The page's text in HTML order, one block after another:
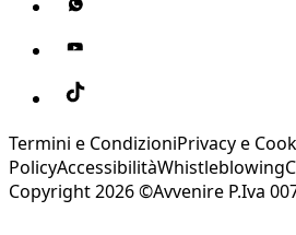
Termini e CondizioniPrivacy e
PolicyAccessibilitàWhistleblowing
Copyright 2026 ©Avvenire P.Iva